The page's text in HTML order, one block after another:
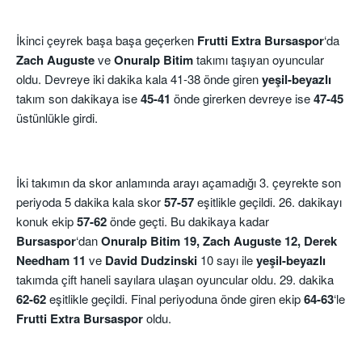
İkinci çeyrek başa başa geçerken Frutti Extra Bursaspor‘da
Zach AugusteveOnuralp Bitimtakımı taşıyan oyuncular
oldu. Devreye iki dakika kala 41-38 önde girenyeşil-beyazlı
takım son dakikaya ise45-41 önde girerken devreye ise47-45
üstünlükle girdi.
İki takımın da skor anlamında arayı açamadığı 3. çeyrekte son
periyoda 5 dakika kala skor57-57eşitlikle geçildi. 26. dakikayı
konuk ekip57-62önde geçti. Bu dakikaya kadar
Bursaspor‘danOnuralp Bitim 19, Zach Auguste 12, Derek
Needham 11 ve David Dudzinski 10 sayı ileyeşil-beyazlı
takımda çift haneli sayılara ulaşan oyuncular oldu. 29. dakika
62-62eşitlikle geçildi. Final periyoduna önde giren ekip64-63‘le
Frutti Extra Bursasporoldu.